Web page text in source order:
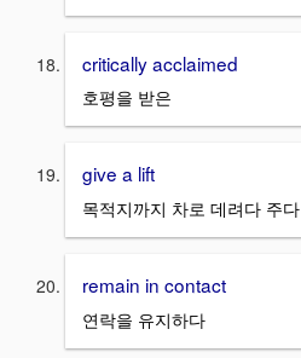
critically acclaimed
호평을 받은
give a lift
목적지까지 차로 데려다 주다
remain in contact
연락을 유지하다